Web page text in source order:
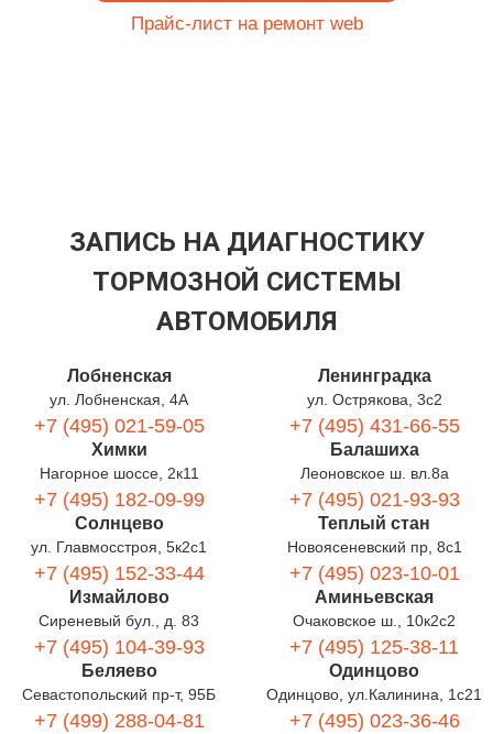
Прайс-лист на ремонт web
ЗАПИСЬ НА ДИАГНОСТИКУ
ТОРМОЗНОЙ СИСТЕМЫ
АВТОМОБИЛЯ
Лобненская
ул. Лобненская, 4А
+7 (495) 021-59-05
Ленинградка
ул. Острякова, 3с2
+7 (495) 431-66-55
Химки
Нагорное шоссе, 2к11
+7 (495) 182-09-99
Балашиха
Леоновское ш. вл.8а
+7 (495) 021-93-93
Солнцево
ул. Главмосстроя, 5к2с1
+7 (495) 152-33-44
Теплый стан
Новоясеневский пр, 8с1
+7 (495) 023-10-01
Измайлово
Сиреневый бул., д. 83
+7 (495) 104-39-93
Аминьевская
Очаковское ш., 10к2с2
+7 (495) 125-38-11
Беляево
Севастопольский пр-т, 95Б
+7 (499) 288-04-81
Одинцово
Одинцово, ул.Калинина, 1с21
+7 (495) 023-36-46